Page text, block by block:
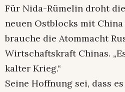
Für Nida-Rümelin droht
neuen Ostblocks mit
brauche die Atommacht
Wirtschaftskraft Chinas.
kalter Krieg.“
Seine Hoffnung sei, dass